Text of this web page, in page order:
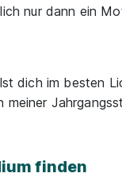
nur dann ein
dich im besten
finden